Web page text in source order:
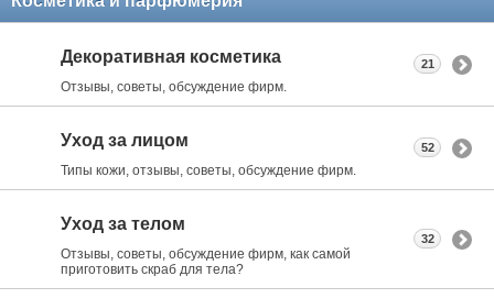
Декоративная косметика
Отзывы, советы, обсуждение фирм.
21
Уход за лицом
Типы кожи, отзывы, советы, обсуждение фирм.
52
Уход за телом
Отзывы, советы, обсуждение фирм, как самой
приготовить скраб для тела?
32